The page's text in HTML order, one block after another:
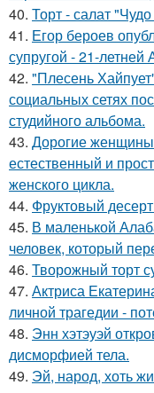
40. Торт - салат
41. Егор бероев
супругой - 21-
42. "Плесень
социальных сетях
студийного альбома.
43. Дорогие
естественный и
женского цикла.
44. Фруктовый
45. В маленькой
человек, который
46. Творожный торт
47. Актриса
личной трагедии -
48. Энн хэтэуэй
дисморфией тела.
49. Эй, народ, хоть